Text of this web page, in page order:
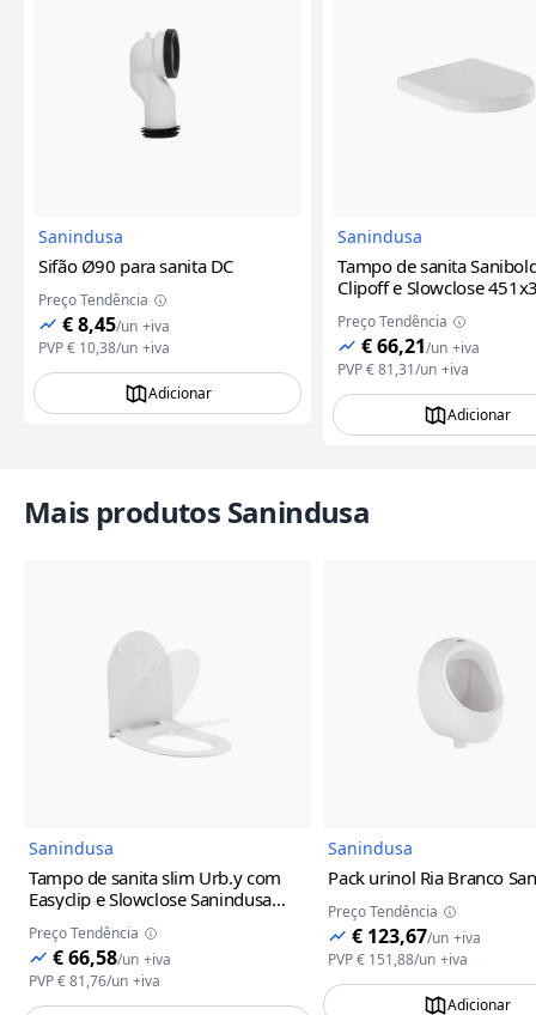
Imagem do Produto
Sanindusa
Sifão Ø90 para sanita DC
Preço Tendência
€ 8,45/un +iva
PVP€ 10,38/un +iva
Adicionar
Sanindusa
Tampo de sanita
Clipoff e Slowclose
Branco Sanindusa
Preço Tendência
€ 66,21/un +iva
PVP€ 81,31/un +iva
Adicionar
Mais produtos Sanindusa
Sanindusa
Tampo de sanita slim Urb.y com
Easyclip e Slowclose Sanindusa
Preço Tendência
€ 66,58/un +iva
PVP€ 81,76/un +iva
Sanindusa
Pack urinol Ria Branco
Preço Tendência
€ 123,67/un +iva
PVP€ 151,88/un +iva
Adicionar